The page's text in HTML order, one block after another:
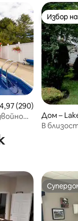
оценка: 4,97
4,97 (290)
Избор
Избор
Дом –
В